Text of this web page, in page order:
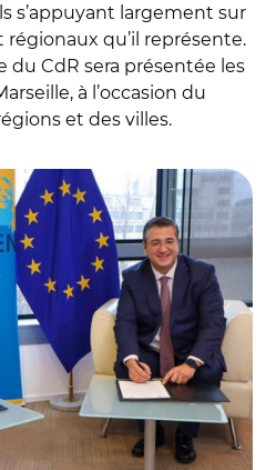
s’appuyant largement sur
régionaux qu’il représente.
CdR sera présentée les
à l’occasion du
et des villes.
Muselier et Apostolos